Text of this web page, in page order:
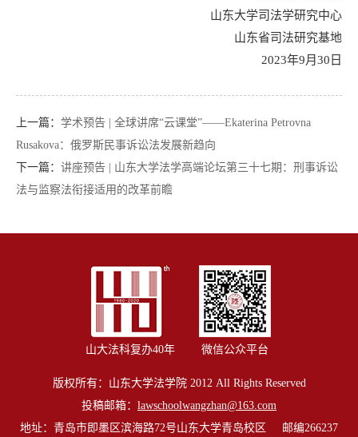
山东大学司法学研究中心
山东省司法研究基地
2023年9月30日
上一篇： 学术预告 | 全球讲席“云课堂”——Ekaterina Petrovna
Rusakova：俄罗斯民事诉讼法发展新趋向
下一篇： 讲座预告 | 山东大学法学高端论坛第三十七期：刑事诉讼
法与监察法衔接适用的改革前瞻
山大法科复办40年 微信公众平台
版权所有：山东大学法学院 2012 All Rights Reserved
投稿邮箱： lawschoolwangzhan@163.com
地址：青岛市即墨区滨海路72号山东大学青岛校区 邮编266237